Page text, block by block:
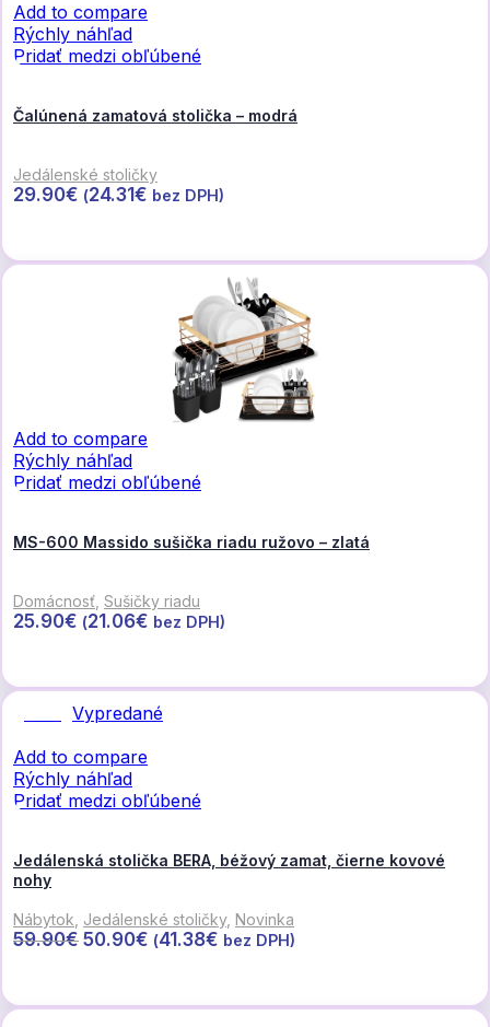
Add to compare
Rýchly náhľad
Pridať medzi obľúbené
Čalúnená zamatová stolička – modrá
Jedálenské stoličky
29.90€ (24.31€ bez DPH)
Add to compare
Rýchly náhľad
Pridať medzi obľúbené
MS-600 Massido sušička riadu ružovo – zlatá
Domácnosť Sušičky riadu
25.90€ (21.06€ bez DPH)
Vypredané
Add to compare
Rýchly náhľad
Pridať medzi obľúbené
Jedálenská stolička BERA, béžový zamat, čierne kovové
nohy
Nábytok Jedálenské stoličky, Novinka
59.90€ Pôvodná
59.90€.
50.90€ Aktuálna
50.90€.
(41.38€ bez DPH)